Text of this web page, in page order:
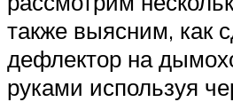
также выясним, как
дефлектор на
руками используя